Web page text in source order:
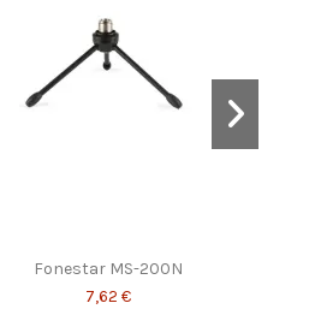
Fonestar MS-200N
7,62 €